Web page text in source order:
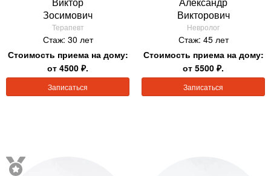
Зосимович
Терапевт
Стаж: 30 лет
Стоимость приема на дому:
от 4500 ₽.
Записаться
Викторович
Невролог
Стаж: 45 лет
Стоимость приема на дому:
от 5500 ₽.
Записаться